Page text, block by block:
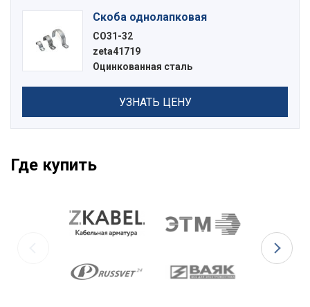
Скоба однолапковая
СО31-32
zeta41719
Оцинкованная сталь
УЗНАТЬ ЦЕНУ
Где купить